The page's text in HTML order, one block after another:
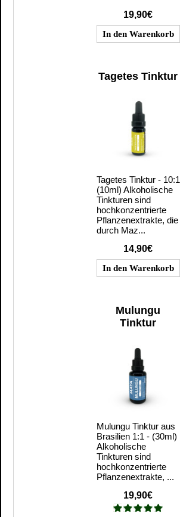
19,90€
Tagetes Tinktur
Tagetes Tinktur - 10:1
(10ml) Alkoholische
Tinkturen sind
hochkonzentrierte
Pflanzenextrakte, die
durch Maz...
14,90€
Mulungu
Tinktur
Mulungu Tinktur aus
Brasilien 1:1 - (30ml)
Alkoholische
Tinkturen sind
hochkonzentrierte
Pflanzenextrakte, ...
19,90€